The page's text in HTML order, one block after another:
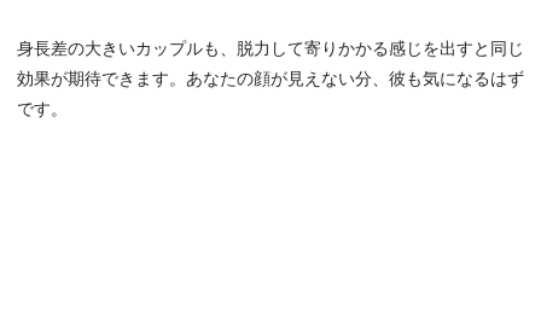
身長差の大きいカップルも、脱力して寄りかかる感じを出すと同じ
効果が期待できます。あなたの顔が見えない分、彼も気になるはず
です。